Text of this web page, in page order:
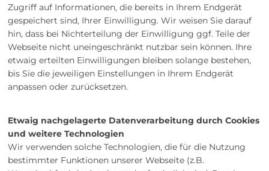
Zugriff auf Informationen, die bereits in Ihrem Endgerät
gespeichert sind, Ihrer Einwilligung. Wir weisen Sie darauf
hin, dass bei Nichterteilung der Einwilligung ggf. Teile der
Webseite nicht uneingeschränkt nutzbar sein können. Ihre
etwaig erteilten Einwilligungen bleiben solange bestehen,
bis Sie die jeweiligen Einstellungen in Ihrem Endgerät
anpassen oder zurücksetzen.
Etwaig nachgelagerte Datenverarbeitung durch Cookies
und weitere Technologien
Wir verwenden solche Technologien, die für die Nutzung
bestimmter Funktionen unserer Webseite (z.B.